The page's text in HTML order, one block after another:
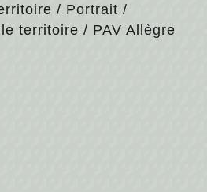
/ Portrait /
territoire / PAV Allègre